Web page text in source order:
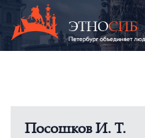
Посошков И. Т.